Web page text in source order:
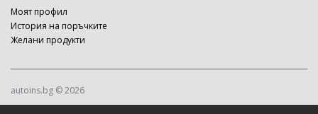
Моят профил
История на поръчките
Желани продукти
autoins.bg © 2026